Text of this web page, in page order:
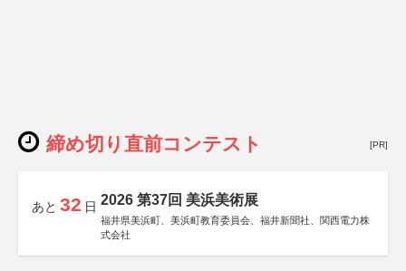
締め切り直前コンテスト [PR]
あと 32 日 2026 第37回 美浜美術展
福井県美浜町、美浜町教育委員会、福井新聞社、関西電力株
式会社